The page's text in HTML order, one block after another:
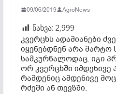
09/06/2019 AgroNews
ნახვა: 2,999
კვერცხს ადამიანები
იყენებდნენ არა მარტო
სამკურნალოდაც. იგი
ორ კვერცხში იმდენივე
რამდენიც ამდენივე
რძეში ან თევზში.